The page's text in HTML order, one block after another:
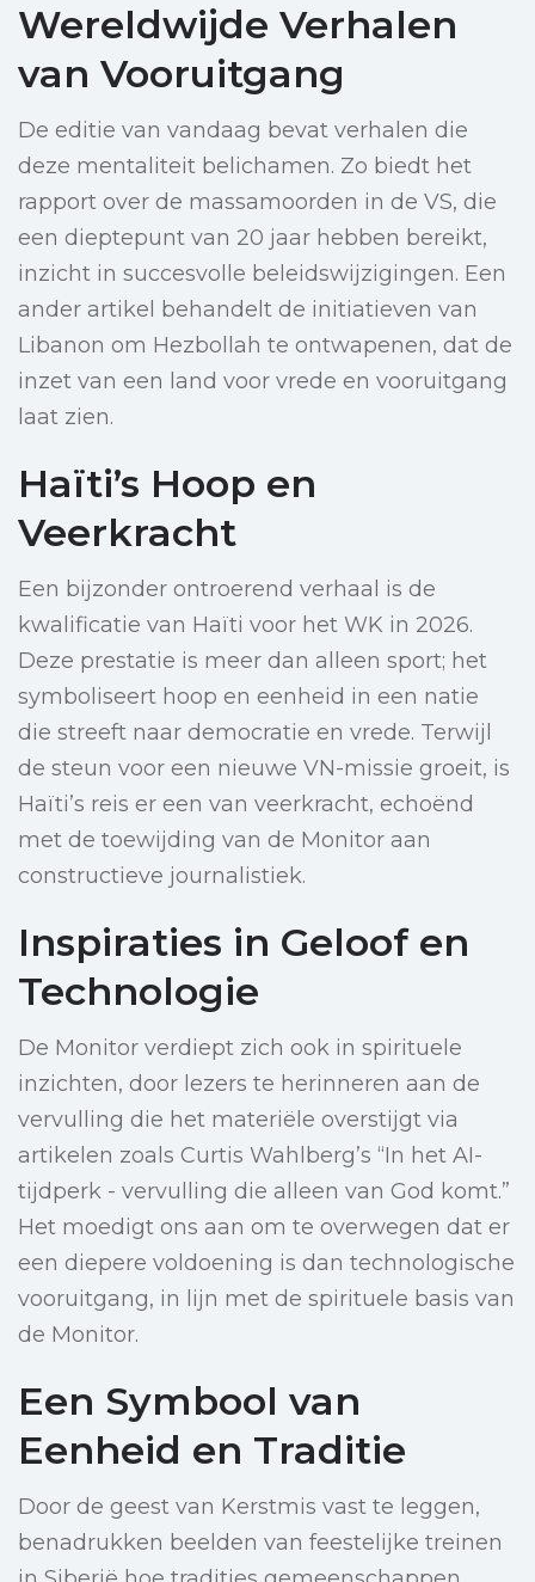
Wereldwijde Verhalen
van Vooruitgang
De editie van vandaag bevat verhalen die
deze mentaliteit belichamen. Zo biedt het
rapport over de massamoorden in de VS, die
een dieptepunt van 20 jaar hebben bereikt,
inzicht in succesvolle beleidswijzigingen. Een
ander artikel behandelt de initiatieven van
Libanon om Hezbollah te ontwapenen, dat de
inzet van een land voor vrede en vooruitgang
laat zien.
Haïti’s Hoop en
Veerkracht
Een bijzonder ontroerend verhaal is de
kwalificatie van Haïti voor het WK in 2026.
Deze prestatie is meer dan alleen sport; het
symboliseert hoop en eenheid in een natie
die streeft naar democratie en vrede. Terwijl
de steun voor een nieuwe VN-missie groeit, is
Haïti’s reis er een van veerkracht, echoënd
met de toewijding van de Monitor aan
constructieve journalistiek.
Inspiraties in Geloof en
Technologie
De Monitor verdiept zich ook in spirituele
inzichten, door lezers te herinneren aan de
vervulling die het materiële overstijgt via
artikelen zoals Curtis Wahlberg’s “In het AI-
tijdperk - vervulling die alleen van God komt.”
Het moedigt ons aan om te overwegen dat er
een diepere voldoening is dan technologische
vooruitgang, in lijn met de spirituele basis van
de Monitor.
Een Symbool van
Eenheid en Traditie
Door de geest van Kerstmis vast te leggen,
benadrukken beelden van feestelijke treinen